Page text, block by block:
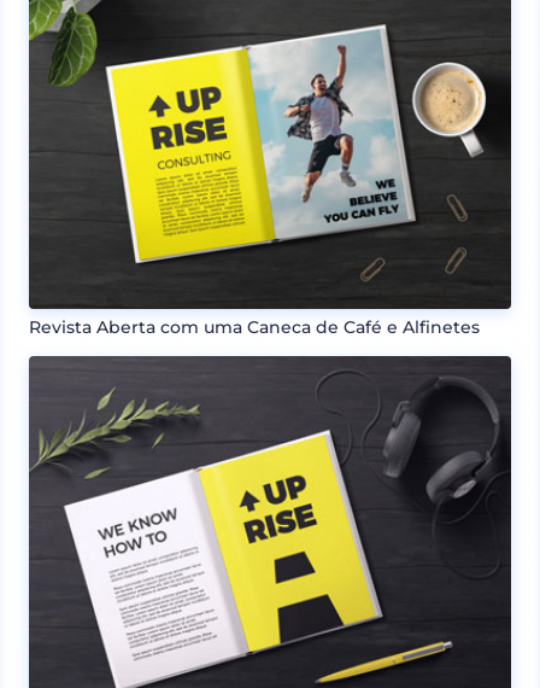
Revista Aberta com uma Caneca de Café e Alfinetes